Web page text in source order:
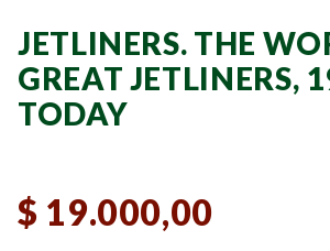
JETLINERS. THE
GREAT JETLINERS,
TODAY
$ 19.000,00